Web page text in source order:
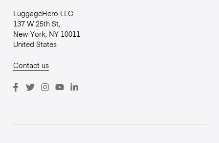
LuggageHero LLC
137 W 25th St,
New York, NY 10011
United States
Contact us